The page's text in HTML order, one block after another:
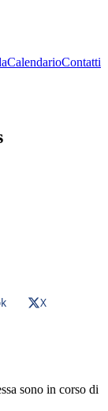
CalendarioContatti
X
sono in corso di